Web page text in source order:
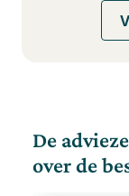
De
over de